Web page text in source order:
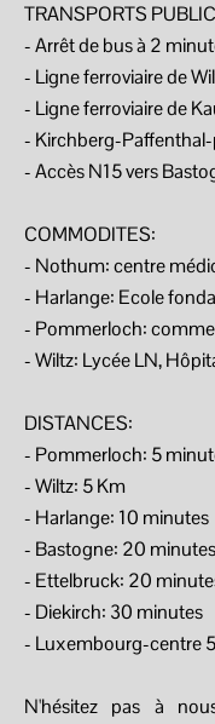
TRANSPORTS
- Arrêt de bus à 2
- Ligne ferroviaire de
- Ligne ferroviaire de
- Kirchberg-
- Accès N15 vers
COMMODITES:
- Nothum: centre
- Harlange: Ecole
- Pommerloch:
- Wiltz: Lycée LN,
DISTANCES:
- Pommerloch: 5
- Wiltz: 5 Km
- Harlange: 10 minutes
- Bastogne: 20 minutes
- Ettelbruck: 20
- Diekirch: 30 minutes
- Luxembourg-centre
N'hésitez pas à